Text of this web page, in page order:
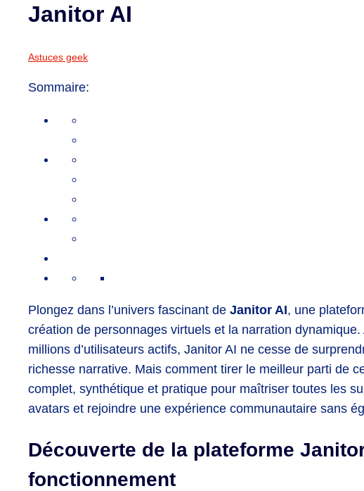
Janitor AI
Astuces geek
Sommaire:
Plongez dans l’univers fascinant de Janitor AI, une
création de personnages virtuels et la narration
millions d’utilisateurs actifs, Janitor AI ne cesse de
richesse narrative. Mais comment tirer le meilleur parti de
complet, synthétique et pratique pour maîtriser toutes les
avatars et rejoindre une expérience communautaire sans
Découverte de la plateforme
fonctionnement